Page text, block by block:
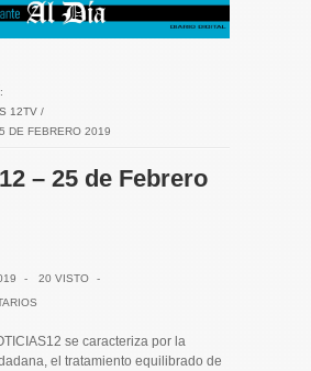
12TV /
DE FEBRERO 2019
– 25 de Febrero
- 20 VISTO
-
se caracteriza por la
el tratamiento equilibrado de